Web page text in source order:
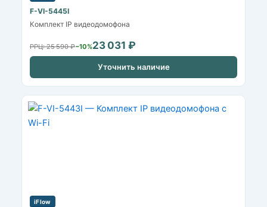
F-VI-5445I
Комплект IP видеодомофона
РРЦ: 25 590 ₽−10%23 031 ₽
Уточнить наличие
iFlow